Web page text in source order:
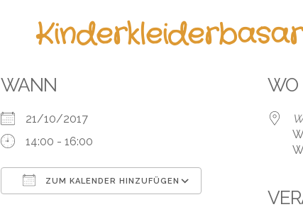
WANN
21/10/2017
14:00 - 16:00
ZUM KALENDER HINZUFÜGEN
Google Kalender
WO